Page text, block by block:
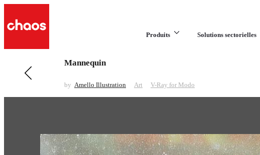
Produits Solutions sectorielles
Previous in Art
Mannequin
by Amello Illustration Art V-Ray for Modo